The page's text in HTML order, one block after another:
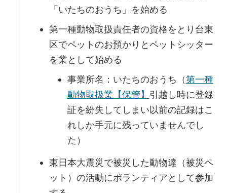
「いたちのおうち」を始める
第一種動物取扱責任者の資格をとり台東
区でペットのお預かりとペットシッター
を業として始める
事業所名：いたちのおうち（第一種
動物取扱業【保管】 引越し時に登録
証を紛失してしまい以前の記録はこ
れしか手元に残っていませんでし
た）
東日本大震災で被災した動物達（被災ペ
ット）の活動にボランティアとして参加